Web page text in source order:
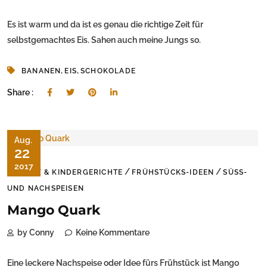
Es ist warm und da ist es genau die richtige Zeit für
selbstgemachtes Eis. Sahen auch meine Jungs so.
BANANEN, EIS,SCHOKOLADE
Share :
Aug.
22
2017
BABY & KINDERGERICHTE / FRÜHSTÜCKS-IDEEN /SÜSS- U
ND NACHSPEISEN
Mango Quark
by Conny Keine Kommentare
Eine leckere Nachspeise oder Idee fürs Frühstück ist Mango